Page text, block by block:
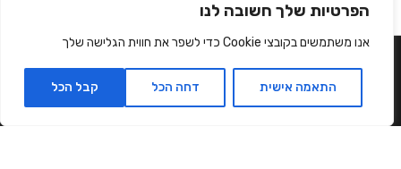
הפרטיות שלך חשובה לנו
אנו משתמשים בקובצי Cookie כדי לשפר את חווית הגלישה שלך
התאמה אישית דחה הכל קבל הכל
Developed by Matat Technologies ltd